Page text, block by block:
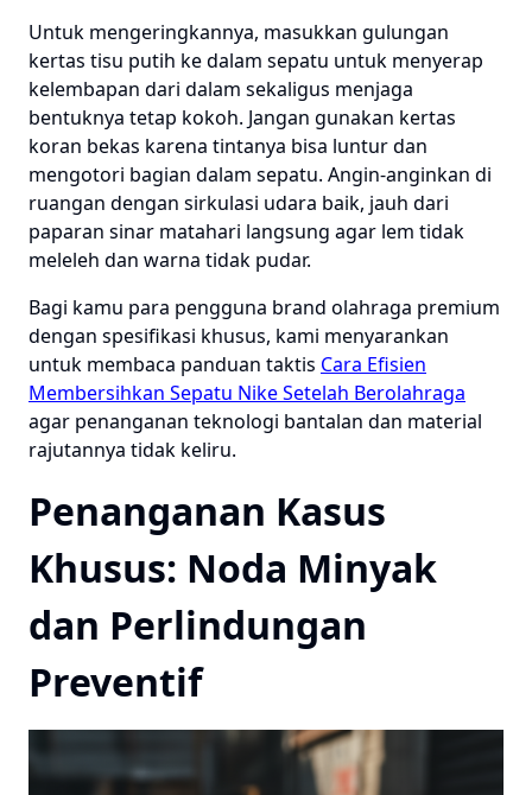
Untuk mengeringkannya, masukkan gulungan
kertas tisu putih ke dalam sepatu untuk menyerap
kelembapan dari dalam sekaligus menjaga
bentuknya tetap kokoh. Jangan gunakan kertas
koran bekas karena tintanya bisa luntur dan
mengotori bagian dalam sepatu. Angin-anginkan di
ruangan dengan sirkulasi udara baik, jauh dari
paparan sinar matahari langsung agar lem tidak
meleleh dan warna tidak pudar.
Bagi kamu para pengguna brand olahraga premium
dengan spesifikasi khusus, kami menyarankan
untuk membaca panduan taktis Cara Efisien
Membersihkan Sepatu Nike Setelah Berolahraga
agar penanganan teknologi bantalan dan material
rajutannya tidak keliru.
Penanganan Kasus
Khusus: Noda Minyak
dan Perlindungan
Preventif